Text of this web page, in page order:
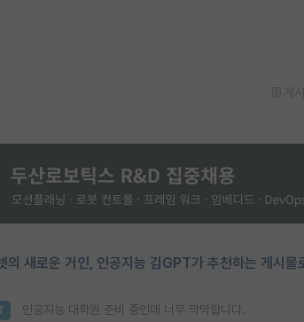
게
의 새로운 거인, 인공지능 김GPT가 추천하는 게시물
인공지능 대학원 준비 중인데 너무 막막합니다.